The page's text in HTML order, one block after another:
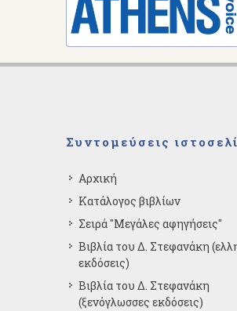
Συντομεύσεις
Αρχική
Κατάλογος βιβλίων
Σειρά "Μεγάλες αφηγήσεις"
Βιβλία του Δ. Στεφανάκη
εκδόσεις)
Βιβλία του Δ. Στεφανάκη
(ξενόγλωσσες εκδόσεις)